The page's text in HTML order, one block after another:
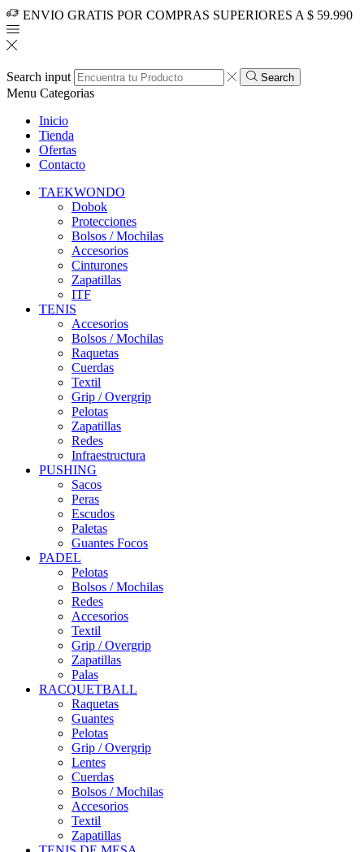
ENVIO GRATIS POR COMPRAS SUPERIORES A $ 59.990
Search input Search
Menu Categorias
Inicio
Tienda
Ofertas
Contacto
TAEKWONDO
Dobok
Protecciones
Bolsos / Mochilas
Accesorios
Cinturones
Zapatillas
ITF
TENIS
Accesorios
Bolsos / Mochilas
Raquetas
Cuerdas
Textil
Grip / Overgrip
Pelotas
Zapatillas
Redes
Infraestructura
PUSHING
Sacos
Peras
Escudos
Paletas
Guantes Focos
PADEL
Pelotas
Bolsos / Mochilas
Redes
Accesorios
Textil
Grip / Overgrip
Zapatillas
Palas
RACQUETBALL
Raquetas
Guantes
Pelotas
Grip / Overgrip
Lentes
Cuerdas
Bolsos / Mochilas
Accesorios
Textil
Zapatillas